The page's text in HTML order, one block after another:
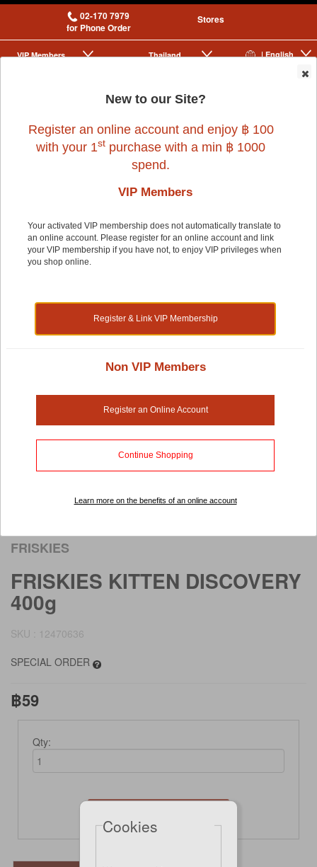
02-170 7979
for Phone Order
Stores
| English
Thailand
VIP Membership
|
FRISKIES
FRISKIES KITTEN DISCOVERY
400g
SKU : 12470636
SPECIAL ORDER
฿59
Qty:
Cookies
New to our Site?
Register an online account and enjoy ฿ 100
with your 1st purchase with a min ฿ 1000
spend.
VIP Members
Your activated VIP membership does not automatically translate to
an online account. Please register for an online account and link
your VIP membership if you have not, to enjoy VIP privileges when
you shop online.
Register & Link VIP Membership
Non VIP Members
Register an Online Account
Continue Shopping
Learn more on the benefits of an online account